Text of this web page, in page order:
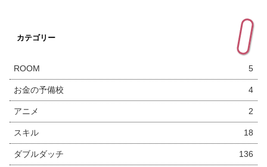
カテゴリー
ROOM 5
お金の予備校 4
アニメ 2
スキル 18
ダブルダッチ 136